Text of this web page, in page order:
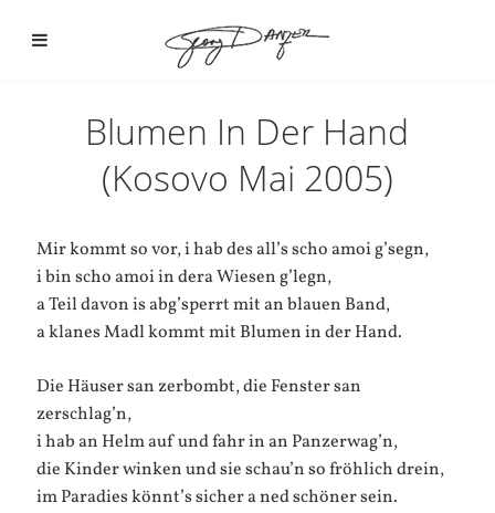
Blumen In Der Hand
(Kosovo Mai 2005)
Mir kommt so vor, i hab des all’s scho amoi g’segn,
i bin scho amoi in dera Wiesen g’legn,
a Teil davon is abg’sperrt mit an blauen Band,
a klanes Madl kommt mit Blumen in der Hand.
Die Häuser san zerbombt, die Fenster san
zerschlag’n,
i hab an Helm auf und fahr in an Panzerwag’n,
die Kinder winken und sie schau’n so fröhlich drein,
im Paradies könnt’s sicher a ned schöner sein.